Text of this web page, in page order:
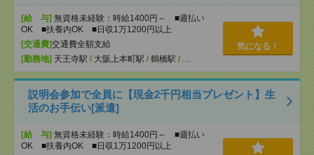
[給 与] 無資格未経験：時給1400円～ ■週払い
OK ■扶養内OK ■日収1万1200円以上
[交通費]交通費全額支給
[勤務地] 天王寺駅 / 大阪上本町駅 / 鶴橋駅 / …
気になる！
説明会参加で全員に【現金2千円相当プレゼント】生
活のお手伝い[派遣]
[給 与] 無資格未経験：時給1400円～ ■週払い
OK ■扶養内OK ■日収1万1200円以上